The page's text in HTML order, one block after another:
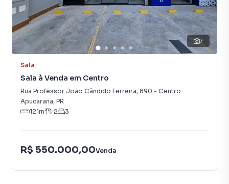
7
Sala
Sala à Venda em Centro
Rua Professor João Cândido Ferreira, 890 - Centro
Apucarana, PR
121m² 2 3
R$ 550.000,00Venda